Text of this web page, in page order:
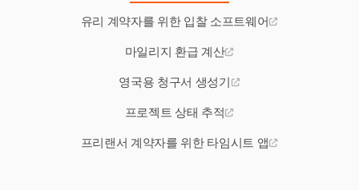
유리 계약자를 위한 입찰 소프트웨어
마일리지 환급 계산
영국용 청구서 생성기
프로젝트 상태 추적
프리랜서 계약자를 위한 타임시트 앱